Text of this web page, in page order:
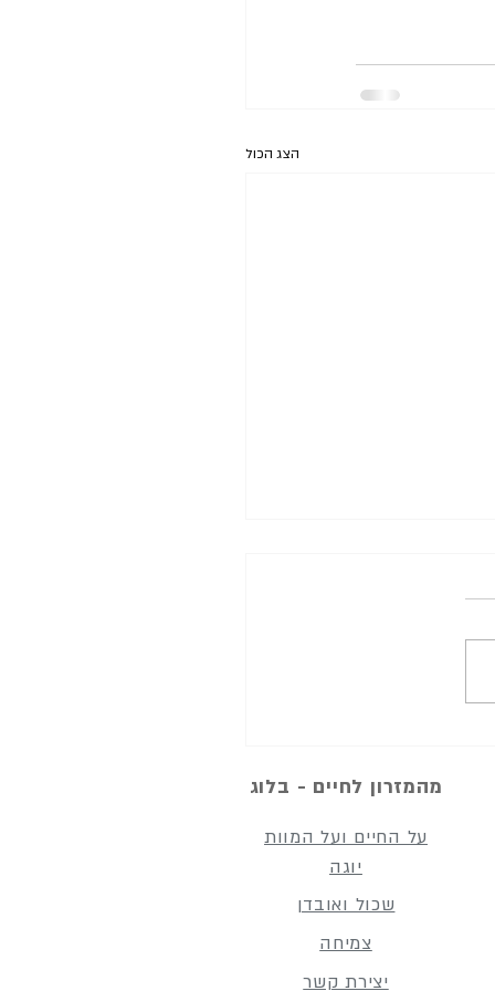
הצג הכול
מהמזרון לחיים - בלוג
על החיים ועל המוות
יוגה
שכול ואובדן
צמיחה
יצירת קשר